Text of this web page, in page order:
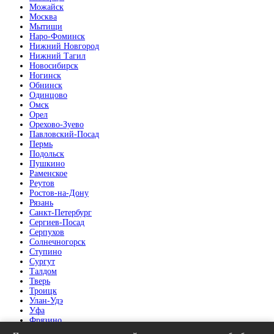
Можайск
Москва
Мытищи
Наро-Фоминск
Нижний Новгород
Нижний Тагил
Новосибирск
Ногинск
Обнинск
Одинцово
Омск
Орел
Орехово-Зуево
Павловский-Посад
Пермь
Подольск
Пушкино
Раменское
Реутов
Ростов-на-Дону
Рязань
Санкт-Петербург
Сергиев-Посад
Серпухов
Солнечногорск
Ступино
Сургут
Талдом
Тверь
Троицк
Улан-Удэ
Уфа
Фрязино